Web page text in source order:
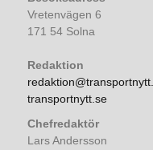
Vretenvägen 6
171 54 Solna
Redaktion
transportnytt.se
Chefredaktör
Lars Andersson